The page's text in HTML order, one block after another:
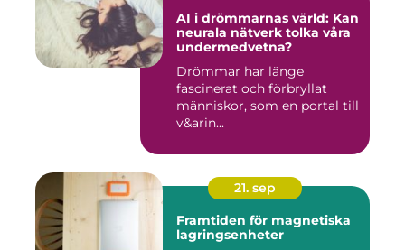
AI i drömmarnas värld: Kan
neurala nätverk tolka våra
undermedvetna?
Drömmar har länge
fascinerat och förbryllat
människor, som en portal till
v&arin...
21. sep
Framtiden för magnetiska
lagringsenheter